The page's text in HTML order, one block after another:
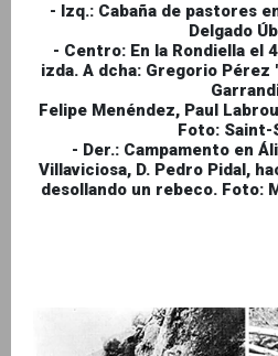
- Izq.: Cabaña de pastores
Delgado
- Centro: En la Rondiella el
izda. A dcha: Gregorio Pérez
Felipe Menéndez, Paul
Foto: Saint-
- Der.: Campamento en
Villaviciosa, D. Pedro Pidal,
desollando un rebeco. Foto: